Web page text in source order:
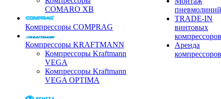
COMARO XB
Компрессоры COMPRAG
Компрессоры KRAFTMANN
Компрессоры Kraftmann
VEGA
Компрессоры Kraftmann
VEGA OPTIMA
пневмолиний
TRADE-IN
винтовых
компрессоров
Аренда
компрессоров